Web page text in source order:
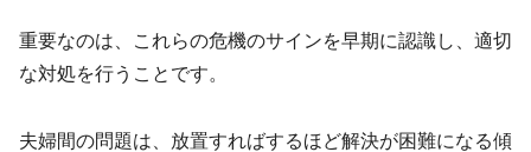
重要なのは、これらの危機のサインを早期に認識し、適切
な対処を行うことです。
夫婦間の問題は、放置すればするほど解決が困難になる傾